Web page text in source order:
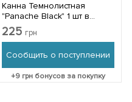
Канна Темнолистная
"Panache Black" 1 шт в
упаковке
225 грн
Сообщить о поступлении
+9 грн бонусов за покупку